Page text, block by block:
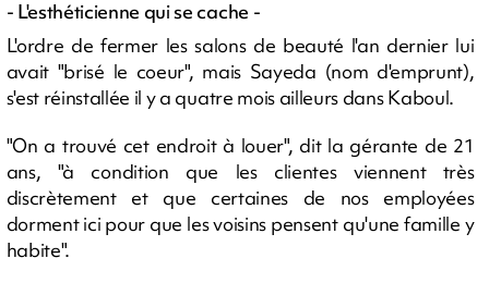
- L'esthéticienne qui se cache -
L'ordre de fermer les salons de beauté l'an dernier lui
avait "brisé le coeur", mais Sayeda (nom d'emprunt),
s'est réinstallée il y a quatre mois ailleurs dans Kaboul.
"On a trouvé cet endroit à louer", dit la gérante de 21
ans, "à condition que les clientes viennent très
discrètement et que certaines de nos employées
dorment ici pour que les voisins pensent qu'une famille y
habite".